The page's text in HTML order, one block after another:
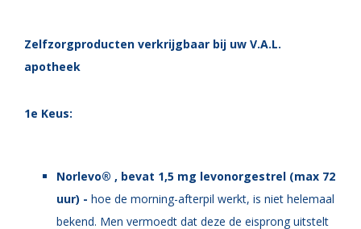
Zelfzorgproducten verkrijgbaar bij uw V.A.L.
apotheek
1e Keus:
Norlevo® , bevat 1,5 mg levonorgestrel (max 72
uur) - hoe de morning-afterpil werkt, is niet helemaal
bekend. Men vermoedt dat deze de eisprong uitstelt